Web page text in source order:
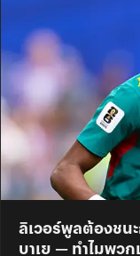
ลิเวอร์พูลต้องชน
บาเย — ทำไมพว